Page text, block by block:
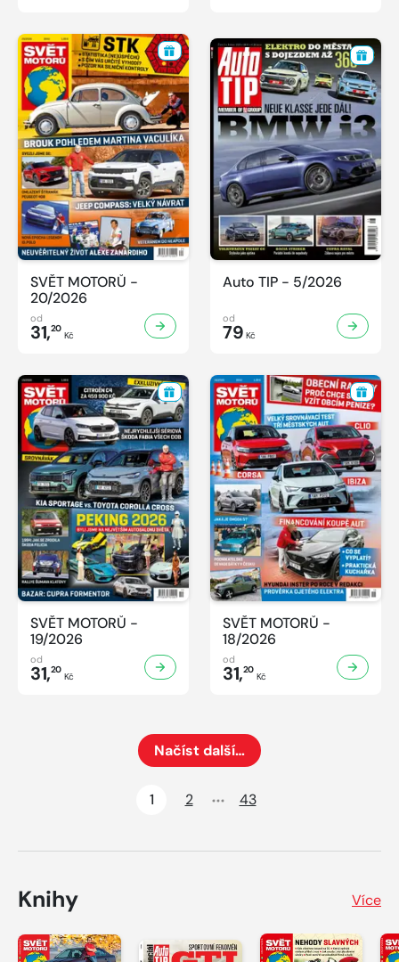
SVĚT MOTORŮ -
20/2026
od
31,20
Kč
Auto TIP - 5/2026
od
79 Kč
SVĚT MOTORŮ -
19/2026
od
31,20
Kč
SVĚT MOTORŮ -
18/2026
od
31,20
Kč
Načíst další…
1
2 43
Knihy Více